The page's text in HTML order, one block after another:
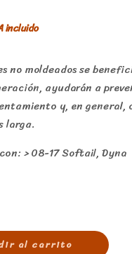
incluido
no moldeados se
ayudarán a
y, en general,
larga.
> 08-17 Softail, Dyna
al carrito